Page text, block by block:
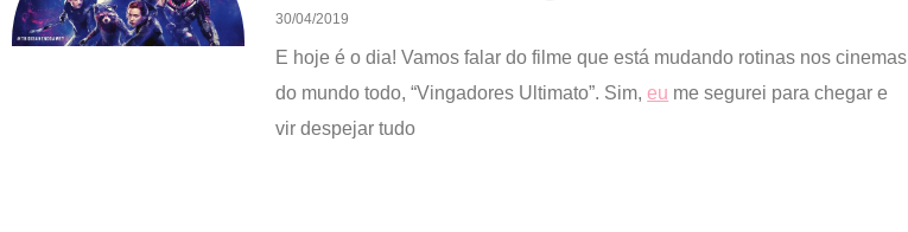
30/04/2019
E hoje é o dia! Vamos falar do filme que está mudando rotinas nos cinemas
do mundo todo, “Vingadores Ultimato”. Sim,eu me segurei para chegar e
vir despejar tudo